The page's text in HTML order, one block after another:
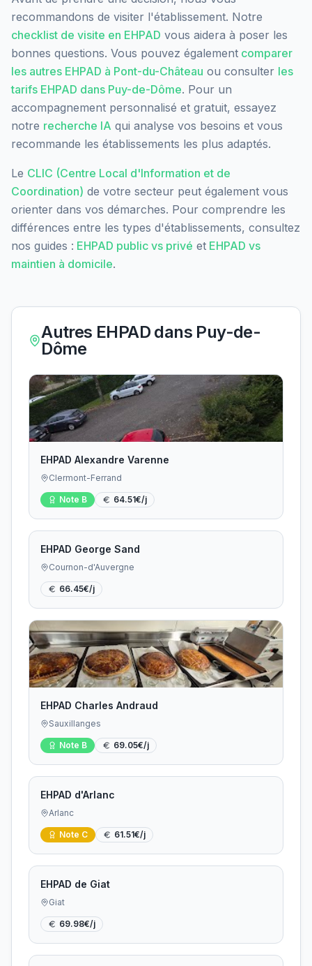
recommandons de visiter l'établissement. Notre
checklist de visite en EHPAD vous aidera à poser les
bonnes questions. Vous pouvez également comparer
les autres EHPAD à Pont-du-Château ou consulter les
tarifs EHPAD dans Puy-de-Dôme. Pour un
accompagnement personnalisé et gratuit, essayez
notre recherche IA qui analyse vos besoins et vous
recommande les établissements les plus adaptés.
Le CLIC (Centre Local d'Information et de
Coordination) de votre secteur peut également vous
orienter dans vos démarches. Pour comprendre les
différences entre les types d'établissements, consultez
nos guides : EHPAD public vs privé et EHPAD vs
maintien à domicile.
Autres EHPAD dans Puy-de-
Dôme
EHPAD Alexandre Varenne
Clermont-Ferrand
Note B 64.51€/j
EHPAD George Sand
Cournon-d'Auvergne
66.45€/j
EHPAD Charles Andraud
Sauxillanges
Note B 69.05€/j
EHPAD d'Arlanc
Arlanc
Note C 61.51€/j
EHPAD de Giat
Giat
69.98€/j